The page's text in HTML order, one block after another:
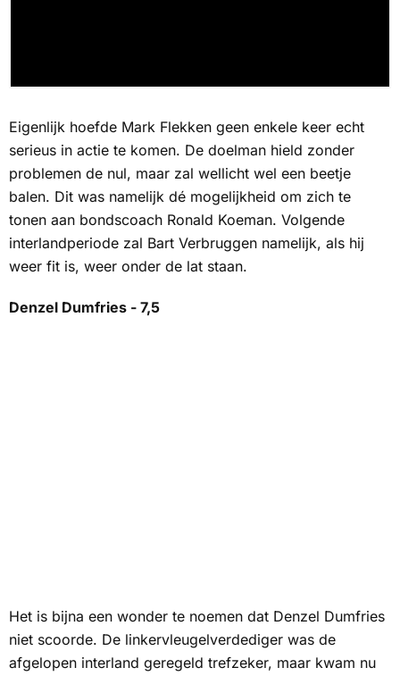
Eigenlijk hoefde Mark Flekken geen enkele keer echt
serieus in actie te komen. De doelman hield zonder
problemen de nul, maar zal wellicht wel een beetje
balen. Dit was namelijk dé mogelijkheid om zich te
tonen aan bondscoach Ronald Koeman. Volgende
interlandperiode zal Bart Verbruggen namelijk, als hij
weer fit is, weer onder de lat staan.
Denzel Dumfries - 7,5
Het is bijna een wonder te noemen dat Denzel Dumfries
niet scoorde. De linkervleugelverdediger was de
afgelopen interland geregeld trefzeker, maar kwam nu